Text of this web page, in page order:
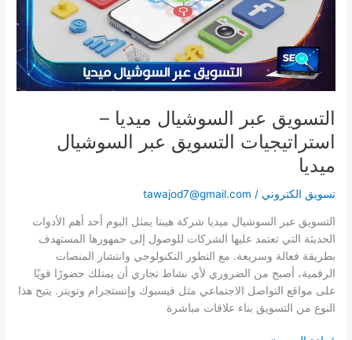
التسويق عبر السوشيال ميديا –
استراتيجيات التسويق عبر السوشيال
ميديا
تسويق الكتروني /
tawajod7@gmail.com
التسويق عبر السوشيال ميديا شركة هيبتا يمثل اليوم أحد أهم الأدوات
الحديثة التي تعتمد عليها الشركات للوصول إلى جمهورها المستهدف
بطريقة فعالة وسريعة. مع التطور التكنولوجي وانتشار المنصات
الرقمية، أصبح من الضروري لأي نشاط تجاري أن يمتلك حضورًا قويًا
على مواقع التواصل الاجتماعي مثل فيسبوك وإنستجرام وتويتر. يتيح هذا
النوع من التسويق بناء علاقات مباشرة
التسويق
السوشيال
ميديا